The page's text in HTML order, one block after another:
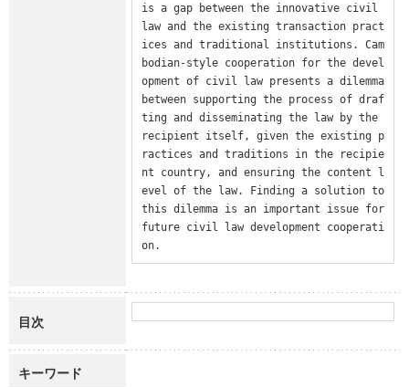
is a gap between the innovative civil
law and the existing transaction pract
ices and traditional institutions. Cam
bodian-style cooperation for the devel
opment of civil law presents a dilemma
between supporting the process of draf
ting and disseminating the law by the
recipient itself, given the existing p
ractices and traditions in the recipie
nt country, and ensuring the content l
evel of the law. Finding a solution to
this dilemma is an important issue for
future civil law development cooperati
on.
目次
キーワード